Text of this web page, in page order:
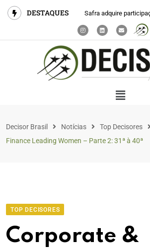
DESTAQUES Safra adquire
Decisor Brasil Notícias Top Decisores
Finance Leading Women – Parte 2: 31ª à 40ª
TOP DECISORES
Corporate &